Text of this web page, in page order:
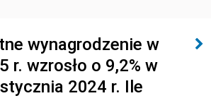
wynagrodzenie w
r. wzrosło o 9,2% w
2024 r. Ile